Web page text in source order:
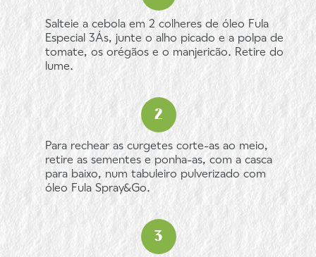
Salteie a cebola em 2 colheres de óleo Fula
Especial 3Ás, junte o alho picado e a polpa de
tomate, os orégãos e o manjericão. Retire do
lume.
Para rechear as curgetes corte-as ao meio,
retire as sementes e ponha-as, com a casca
para baixo, num tabuleiro pulverizado com
óleo Fula Spray&Go.